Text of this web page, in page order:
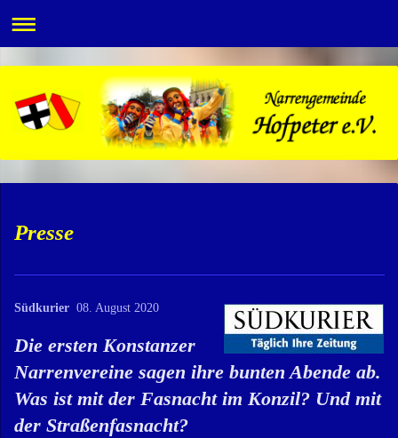
Presse
Südkurier 08. August 2020
Die ersten Konstanzer
Narrenvereine sagen ihre bunten Abende ab.
Was ist mit der Fasnacht im Konzil? Und mit
der Straßenfasnacht?